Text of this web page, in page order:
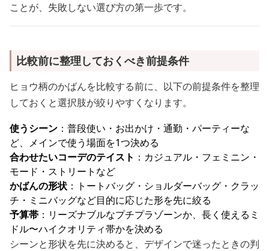
ことが、失敗しない選び方の第一歩です。
比較前に整理しておくべき前提条件
ヒョウ柄のかばんを比較する前に、以下の前提条件を整理
しておくと選択肢が絞りやすくなります。
使うシーン ：普段使い・お出かけ・通勤・パーティーな
ど、メインで使う場面を1つ決める
合わせたいコーデのテイスト ：カジュアル・フェミニン・
モード・ストリートなど
かばんの形状 ：トートバッグ・ショルダーバッグ・クラッ
チ・ミニバッグなど目的に応じた形を先に絞る
予算帯 ：リーズナブルなプチプラゾーンか、長く使えるミ
ドル〜ハイクオリティ帯かを決める
シーンと形状を先に決めると、デザインで迷ったときの判